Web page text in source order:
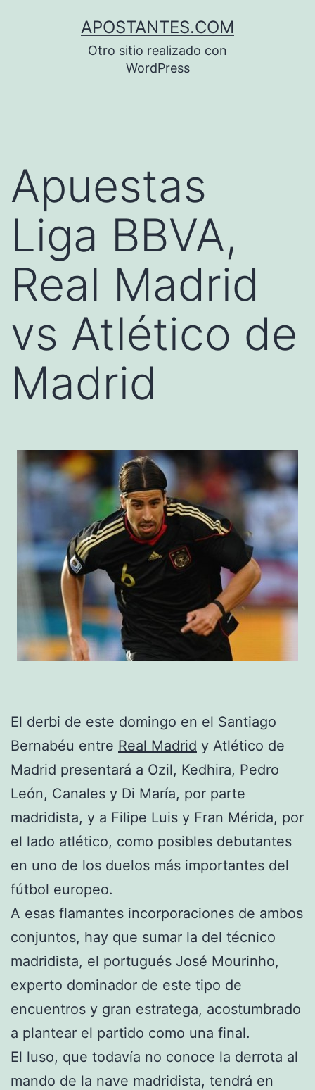
APOSTANTES.COM
Otro sitio realizado con
WordPress
Apuestas
Liga BBVA,
Real Madrid
vs Atlético de
Madrid
El derbi de este domingo en el Santiago
Bernabéu entre Real Madrid y Atlético de
Madrid presentará a Ozil, Kedhira, Pedro
León, Canales y Di María, por parte
madridista, y a Filipe Luis y Fran Mérida, por
el lado atlético, como posibles debutantes
en uno de los duelos más importantes del
fútbol europeo.
A esas flamantes incorporaciones de ambos
conjuntos, hay que sumar la del técnico
madridista, el portugués José Mourinho,
experto dominador de este tipo de
encuentros y gran estratega, acostumbrado
a plantear el partido como una final.
El luso, que todavía no conoce la derrota al
mando de la nave madridista, tendrá en